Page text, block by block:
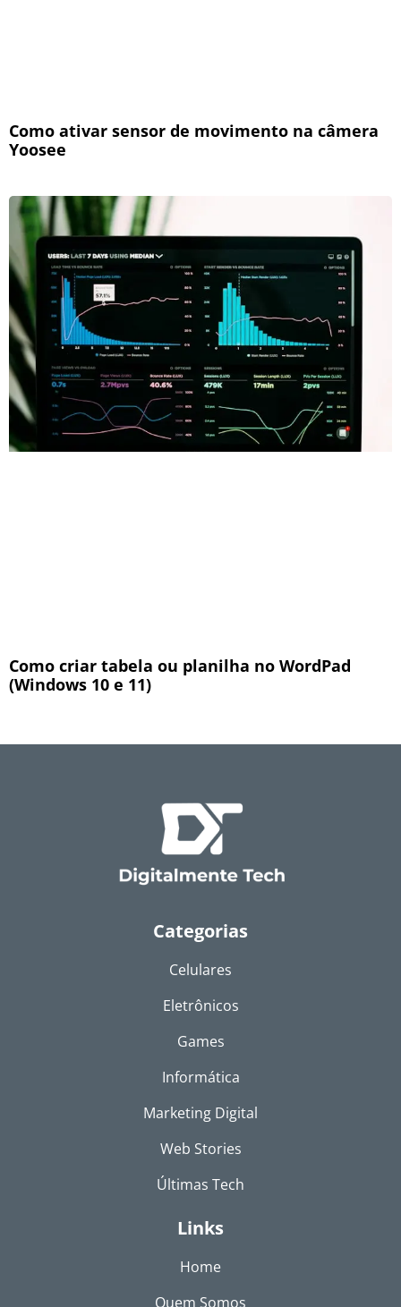
Como ativar sensor de movimento na câmera
Yoosee
Como criar tabela ou planilha no WordPad
(Windows 10 e 11)
Categorias
Celulares
Eletrônicos
Games
Informática
Marketing Digital
Web Stories
Últimas Tech
Links
Home
Quem Somos